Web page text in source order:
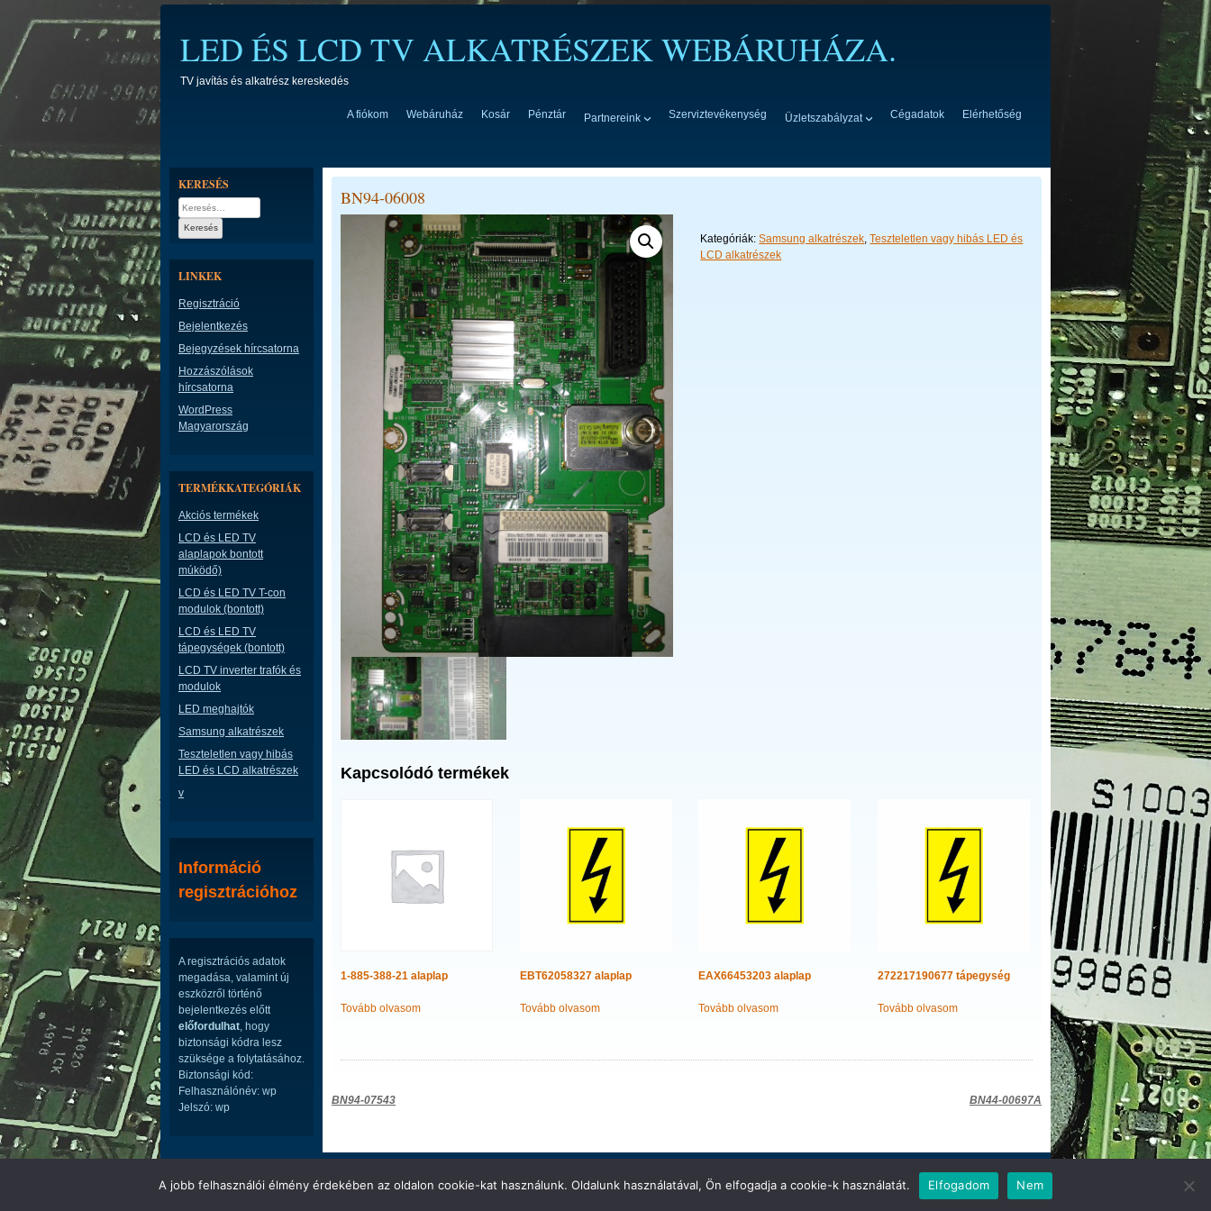
content
LED ÉS LCD TV ALKATRÉSZEK WEBÁRUHÁZA.
TV javítás és alkatrész kereskedés
A fiókom Webáruház Kosár Pénztár Partnereink Szerviztevékenység Üzletszabályzat Cégadatok Elérhetőség
BN94-06008
Kategóriák:Samsung alkatrészek ,Teszteletlen vagy hibás LED és
LCD alkatrészek
Kapcsolódó termékek
1-885-388-21 alaplap
Tovább olvasom
EBT62058327 alaplap
Tovább olvasom
EAX66453203 alaplap
Tovább olvasom
272217190677 tápegység
Tovább olvasom
Bejegyzés
BN94-07543 BN44-00697A
KERESÉS
Keresés:
LINKEK
Regisztráció
Bejelentkezés
Bejegyzések hírcsatorna
Hozzászólások
hírcsatorna
WordPress
Magyarország
TERMÉKKATEGÓRIÁK
Akciós termékek
LCD és LED TV
alaplapok bontott
múködő)
LCD és LED TV T-con
modulok (bontott)
LCD és LED TV
tápegységek (bontott)
LCD TV inverter trafók és
modulok
LED meghajtók
Samsung alkatrészek
Teszteletlen vagy hibás
LED és LCD alkatrészek
v
Információ
regisztrációhoz
A regisztrációs adatok
megadása, valamint új
eszközről történő
bejelentkezés előtt
előfordulhat, hogy
biztonsági kódra lesz
szüksége a folytatásához.
Biztonsági kód:
Felhasználónév: wp
Jelszó: wp
LED ÉS LCD TV ALKATRÉSZEK WEBÁRUHÁZA.is proudly powered by WPDesigner&WordPress.
A jobb felhasználói élmény érdekében az oldalon cookie-kat használunk. Oldalunk használatával, Ön elfogadja a cookie-k használatát. Elfogadom Nem